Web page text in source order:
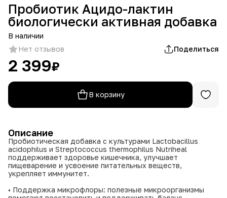
Пробиотик Ацидо-лактин
биологически активная добавка
В наличии
Нет отзывов
Поделиться
2 399₽
В корзину
Описание
Пробиотическая добавка с культурами Lactobacillus
acidophilus и Streptococcus thermophilus Nutriheal
поддерживает здоровье кишечника, улучшает
пищеварение и усвоение питательных веществ,
укрепляет иммунитет.
• Поддержка микрофлоры: полезные микроорганизмы